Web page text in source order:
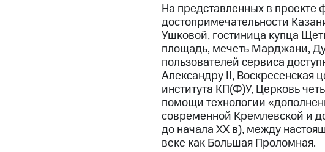
На представленных в проекте
достопримечательности
Ушковой, гостиница купца
площадь, мечеть Марджани,
пользователей сервиса
Александру II, Воскресенская
института КП(Ф)У, Церковь
помощи технологии
современной Кремлевской и
до начала XX в), между
веке как Большая Проломная.